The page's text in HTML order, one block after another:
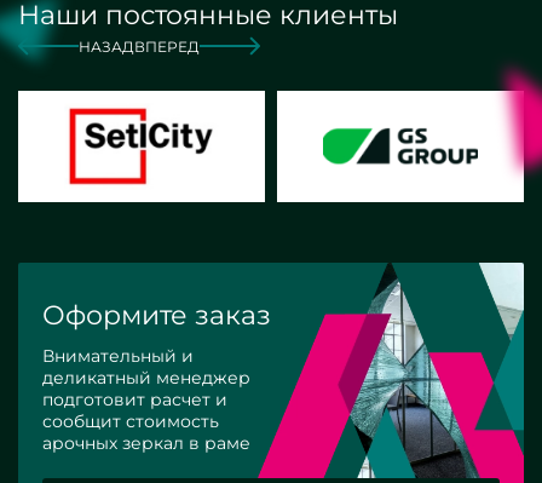
Наши постоянные клиенты
НАЗАД ВПЕРЕД
Оформите заказ
Внимательный и
деликатный менеджер
подготовит расчет и
сообщит стоимость
арочных зеркал в раме